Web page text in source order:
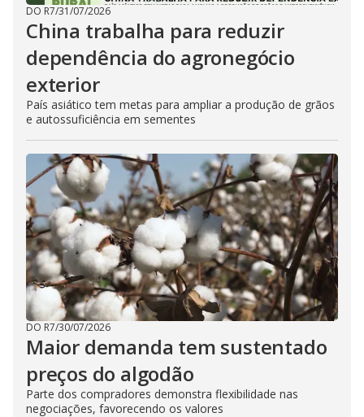
DO R7/31/07/2026
China trabalha para reduzir
dependência do agronegócio
exterior
País asiático tem metas para ampliar a produção de grãos
e autossuficiência em sementes
DO R7/30/07/2026
Maior demanda tem sustentado
preços do algodão
Parte dos compradores demonstra flexibilidade nas
negociações, favorecendo os valores